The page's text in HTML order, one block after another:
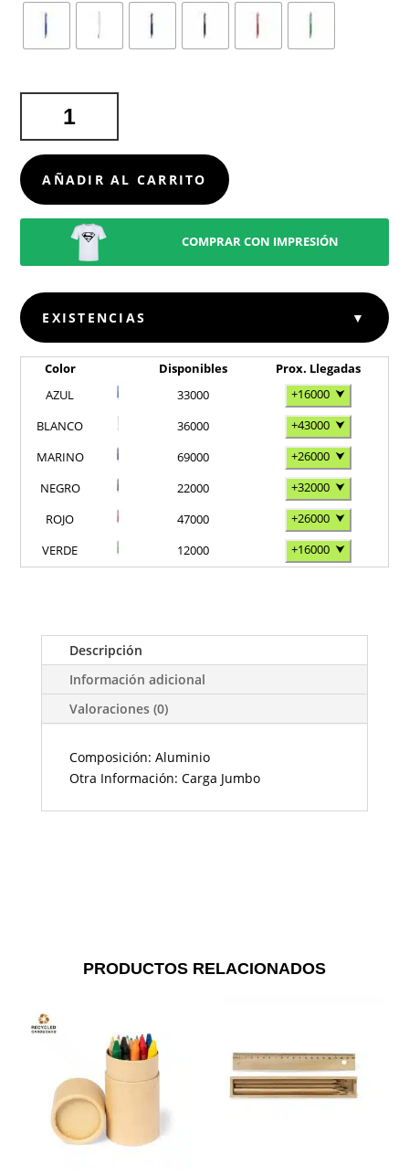
CANTIDAD
AÑADIR AL CARRITO
COMPRAR CON IMPRESIÓN
EXISTENCIAS ▼
Color Disponibles
Prox. Llegadas
AZUL
33000 +16000 ⮟
BLANCO
36000 +43000 ⮟
MARINO
69000 +26000 ⮟
NEGRO
22000 +32000 ⮟
ROJO
47000 +26000 ⮟
VERDE
12000 +16000 ⮟
Descripción
Información adicional
Valoraciones (0)
Composición: Aluminio
Otra Información: Carga Jumbo
PRODUCTOS RELACIONADOS